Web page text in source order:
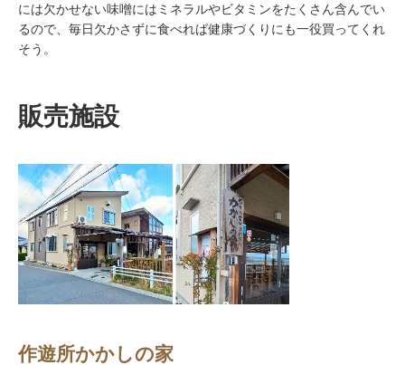
には欠かせない味噌にはミネラルやビタミンをたくさん含んでい
るので、毎日欠かさずに食べれば健康づくりにも一役買ってくれ
そう。
販売施設
作遊所かかしの家